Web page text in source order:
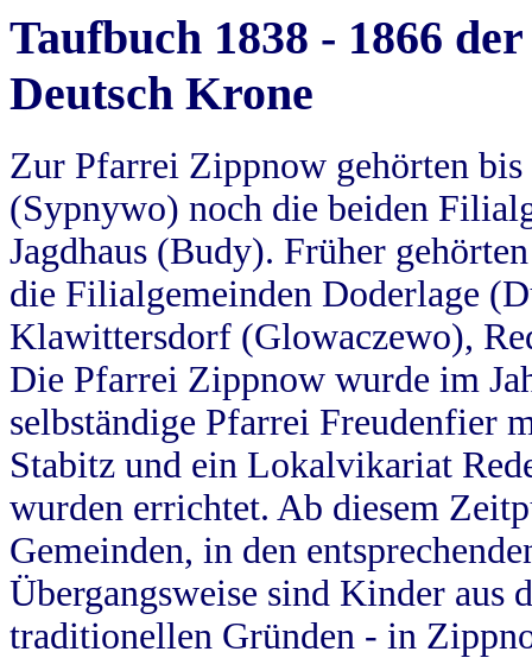
Taufbuch 1838 - 1866
Deutsch Krone
Zur Pfarrei Zippnow gehörten
(Sypnywo) noch die beiden
Jagdhaus (Budy). Früher
die Filialgemeinden Doderlage
Klawittersdorf (Glowaczewo),
Die Pfarrei Zippnow wurde im
selbständige Pfarrei Freudenfier
Stabitz und ein Lokalvikariat
wurden errichtet. Ab diesem
Gemeinden, in den
Übergangsweise sind Kinder aus
traditionellen Gründen - in